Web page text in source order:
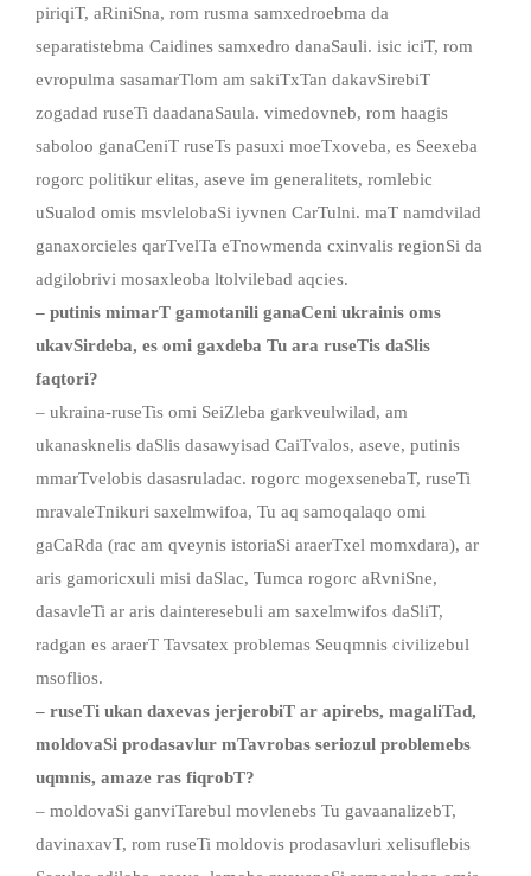
piriqiT, aRiniSna, rom rusma samxedroebma da
separatistebma Caidines samxedro danaSauli. isic iciT, rom
evropulma sasamarTlom am sakiTxTan dakavSirebiT
zogadad ruseTi daadanaSaula. vimedovneb, rom haagis
saboloo ganaCeniT ruseTs pasuxi moeTxoveba, es Seexeba
rogorc politikur elitas, aseve im generalitets, romlebic
uSualod omis msvlelobaSi iyvnen CarTulni. maT namdvilad
ganaxorcieles qarTvelTa eTnowmenda cxinvalis regionSi da
adgilobrivi mosaxleoba ltolvilebad aqcies.
– putinis mimarT gamotanili ganaCeni ukrainis oms
ukavSirdeba, es omi gaxdeba Tu ara ruseTis daSlis
faqtori?
– ukraina-ruseTis omi SeiZleba garkveulwilad, am
ukanasknelis daSlis dasawyisad CaiTvalos, aseve, putinis
mmarTvelobis dasasruladac. rogorc mogexsenebaT, ruseTi
mravaleTnikuri saxelmwifoa, Tu aq samoqalaqo omi
gaCaRda (rac am qveynis istoriaSi araerTxel momxdara), ar
aris gamoricxuli misi daSlac, Tumca rogorc aRvniSne,
dasavleTi ar aris dainteresebuli am saxelmwifos daSliT,
radgan es araerT Tavsatex problemas Seuqmnis civilizebul
msoflios.
– ruseTi ukan daxevas jerjerobiT ar apirebs, magaliTad,
moldovaSi prodasavlur mTavrobas seriozul problemebs
uqmnis, amaze ras fiqrobT?
– moldovaSi ganviTarebul movlenebs Tu gavaanalizebT,
davinaxavT, rom ruseTi moldovis prodasavluri xelisuflebis